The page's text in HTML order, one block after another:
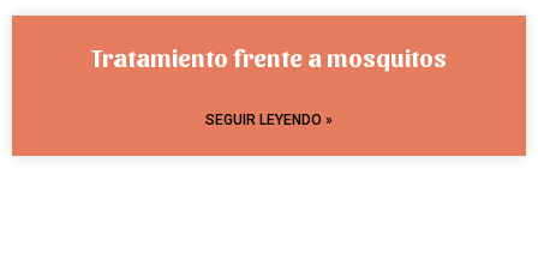
Tratamiento frente a mosquitos
SEGUIR LEYENDO »